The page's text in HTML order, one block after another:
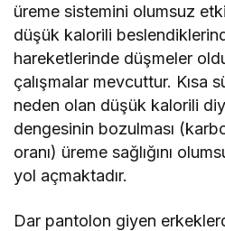
üreme sistemini olumsuz
düşük kalorili
hareketlerinde düşmeler
çalışmalar mevcuttur. Kısa
neden olan düşük kalorili
dengesinin bozulması
oranı) üreme sağlığını
yol açmaktadır.
Dar pantolon giyen